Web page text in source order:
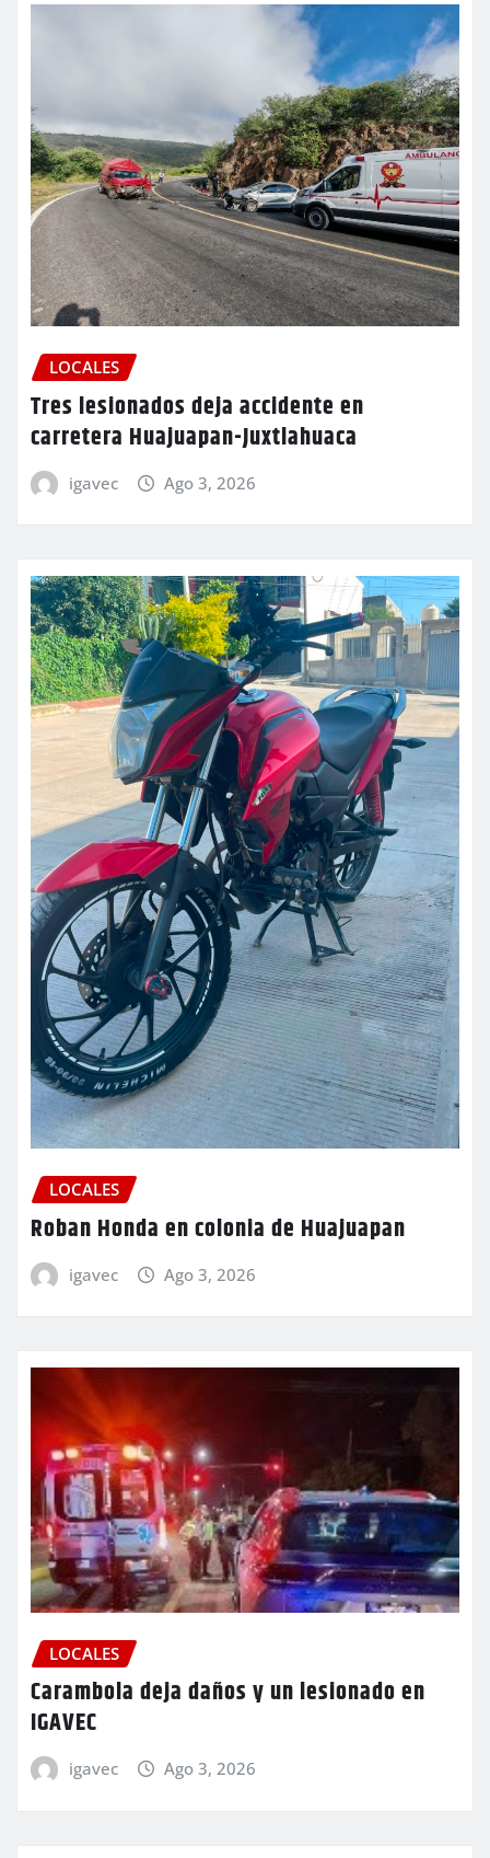
LOCALES
Tres lesionados deja accidente en
carretera Huajuapan-Juxtlahuaca
igavec Ago 3, 2026
LOCALES
Roban Honda en colonia de Huajuapan
igavec Ago 3, 2026
LOCALES
Carambola deja daños y un lesionado en
IGAVEC
igavec Ago 3, 2026